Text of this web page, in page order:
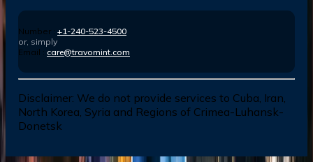
Number : +1-240-523-4500
or, simply
Email : care@travomint.com
Disclaimer: We do not provide services to Cuba, Iran,
North Korea, Syria and Regions of Crimea-Luhansk-
Donetsk